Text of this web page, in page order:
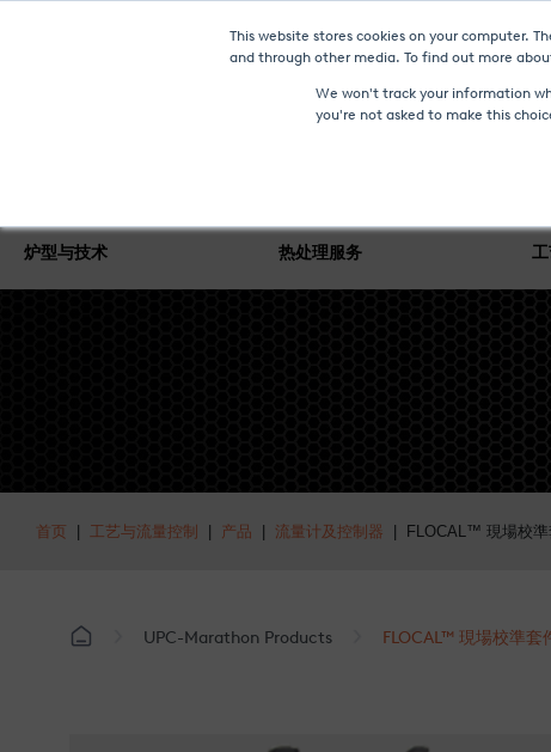
This website stores cookies on your computer.
and through other media. To find out more
We won't track your information
you're not asked to make this
炉型与技术 热处理服务
首页 | 工艺与流量控制 | 产品 | 流量计及控制器 | FLOCAL™ 現場校準
UPC-Marathon Products FLOCAL™ 現場校準套